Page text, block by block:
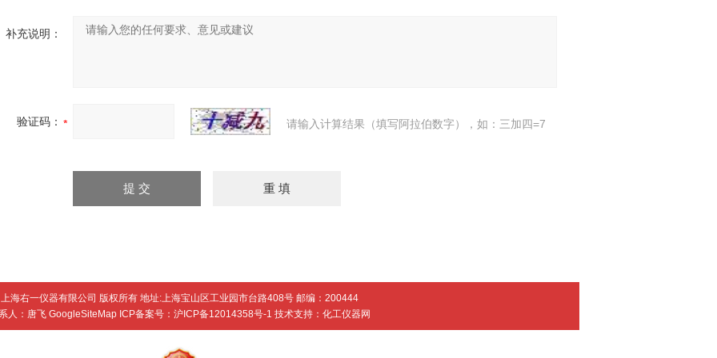
补充说明：
验证码： 请输入计算结果（填写阿拉伯数字），如：三加四=7
上海右一仪器有限公司 版权所有 地址:上海宝山区工业园市台路408号 邮编：200444
人：唐飞 GoogleSiteMapICP备案号： 沪ICP备12014358号-1 技术支持： 化工仪器网